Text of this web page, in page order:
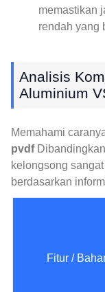
memastikan
rendah yang
Analisis
Aluminium
Memahami
pvdf
kelongsong
berdasarkan
Fitur /